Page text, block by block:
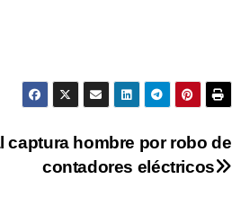
captura hombre por robo de
contadores eléctricos